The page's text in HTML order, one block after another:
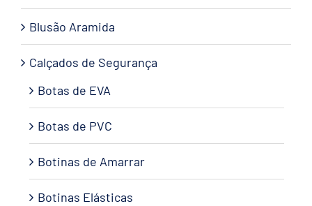
Blusão Aramida
Calçados de Segurança
Botas de EVA
Botas de PVC
Botinas de Amarrar
Botinas Elásticas